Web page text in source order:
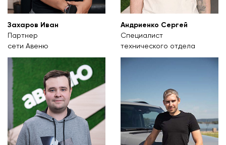
Захаров Иван
Партнер
сети Авеню
Андриенко Сергей
Специалист
технического отдела